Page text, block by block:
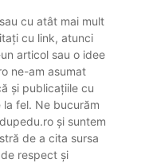
cu atât mai mult
cu link, atunci
articol sau o idee
ne-am asumat
și publicațiile cu
fel. Ne bucurăm
și suntem
de a cita sursa
respect și